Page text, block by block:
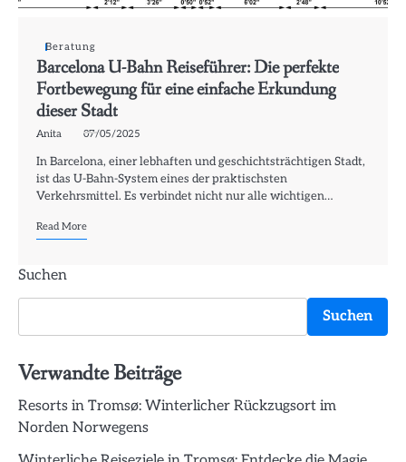
Beratung
Barcelona U-Bahn Reiseführer: Die perfekte
Fortbewegung für eine einfache Erkundung
dieser Stadt
Anita 07/05/2025
In Barcelona, einer lebhaften und geschichtsträchtigen Stadt,
ist das U-Bahn-System eines der praktischsten
Verkehrsmittel. Es verbindet nicht nur alle wichtigen…
Read More
Suchen
Suchen
Verwandte Beiträge
Resorts in Tromsø: Winterlicher Rückzugsort im
Norden Norwegens